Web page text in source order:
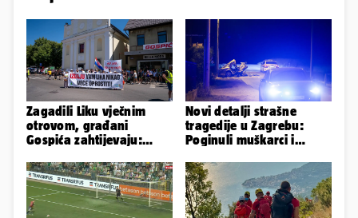
Zagadili Liku vječnim
otrovom, građani
Gospića zahtijevaju:
odlagalište!'
Novi detalji strašne
tragedije u Zagrebu:
Poginuli muškarci i
policiji